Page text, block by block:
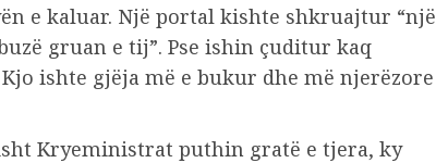
e kaluar. Një portal kishte shkruajtur “një
gruan e tij”. Pse ishin çuditur kaq
ishte gjëja më e bukur dhe më njerëzore
Kryeministrat puthin gratë e tjera, ky